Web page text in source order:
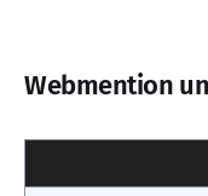
Webmention